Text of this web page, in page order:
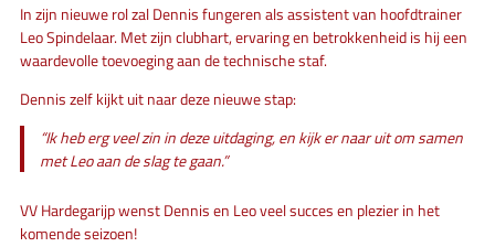
In zijn nieuwe rol zal Dennis fungeren als assistent van hoofdtrainer
Leo Spindelaar. Met zijn clubhart, ervaring en betrokkenheid is hij een
waardevolle toevoeging aan de technische staf.
Dennis zelf kijkt uit naar deze nieuwe stap:
“Ik heb erg veel zin in deze uitdaging, en kijk er naar uit om samen
met Leo aan de slag te gaan.”
VV Hardegarijp wenst Dennis en Leo veel succes en plezier in het
komende seizoen!